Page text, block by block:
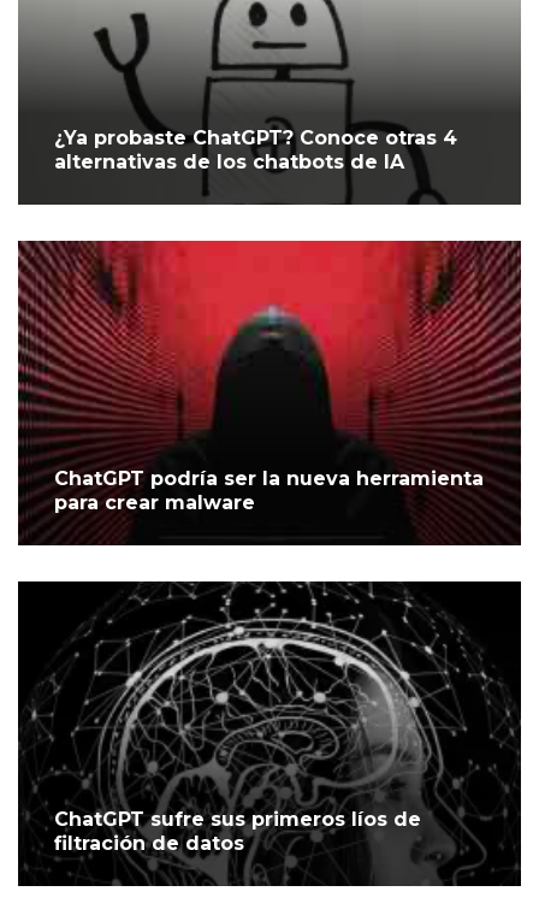
¿Ya probaste ChatGPT? Conoce otras 4
alternativas de los chatbots de IA
ChatGPT podría ser la nueva herramienta
para crear malware
ChatGPT sufre sus primeros líos de
filtración de datos